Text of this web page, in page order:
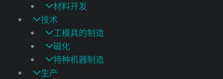
材料开发
技术
工模具的制造
磁化
特种机器制造
生产